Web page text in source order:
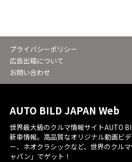
プライバシーポリシー
広告出稿について
お問い合わせ
AUTO BILD JAPAN Web
世界最大級のクルマ情報サイトAUTO
新車情報。高品質なオリジナル動画ビ
ー、ネオクラシックなど、世界のクル
ャパン」でゲット！